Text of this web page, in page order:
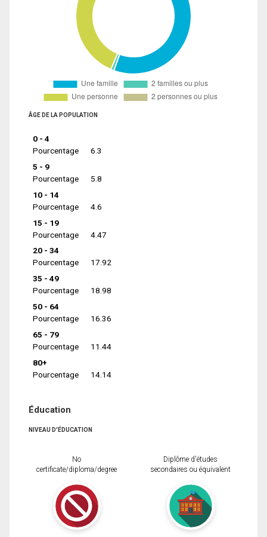
ÂGE DE LA POPULATION
0 - 4
Pourcentage
6.3
5 - 9
Pourcentage
5.8
10 - 14
Pourcentage
4.6
15 - 19
Pourcentage
4.47
20 - 34
Pourcentage
17.92
35 - 49
Pourcentage
18.98
50 - 64
Pourcentage
16.36
65 - 79
Pourcentage
11.44
80+
Pourcentage
14.14
Éducation
NIVEAU D'ÉDUCATION
No
certificate/diploma/degree
Diplôme d'études
secondaires ou équivalent